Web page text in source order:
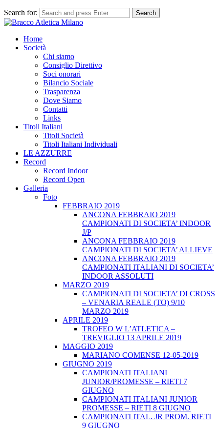
Search for: Search
Home
Società
Chi siamo
Consiglio Direttivo
Soci onorari
Bilancio Sociale
Trasparenza
Dove Siamo
Contatti
Links
Titoli Italiani
Titoli Società
Titoli Italiani Individuali
LE AZZURRE
Record
Record Indoor
Record Open
Galleria
Foto
FEBBRAIO 2019
ANCONA FEBBRAIO 2019
CAMPIONATI DI SOCIETA’ INDOOR
J/P
ANCONA FEBBRAIO 2019
CAMPIONATI DI SOCIETA’ ALLIEVE
ANCONA FEBBRAIO 2019
CAMPIONATI ITALIANI DI SOCIETA’
INDOOR ASSOLUTI
MARZO 2019
CAMPIONATI DI SOCIETA’ DI CROSS
– VENARIA REALE (TO) 9/10
MARZO 2019
APRILE 2019
TROFEO W L’ATLETICA –
TREVIGLIO 13 APRILE 2019
MAGGIO 2019
MARIANO COMENSE 12-05-2019
GIUGNO 2019
CAMPIONATI ITALIANI
JUNIOR/PROMESSE – RIETI 7
GIUGNO
CAMPIONATI ITALIANI JUNIOR
PROMESSE – RIETI 8 GIUGNO
CAMPIONATI ITAL. JR PROM. RIETI
9 GIUGNO